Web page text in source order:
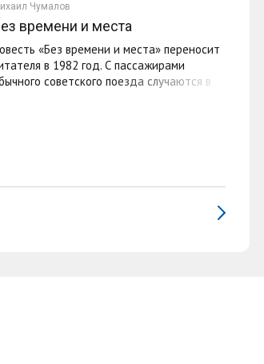
Чумалов
времени и места
«Без времени и места» переносит
в 1982 год. С пассажирами
советского поезда случаются в